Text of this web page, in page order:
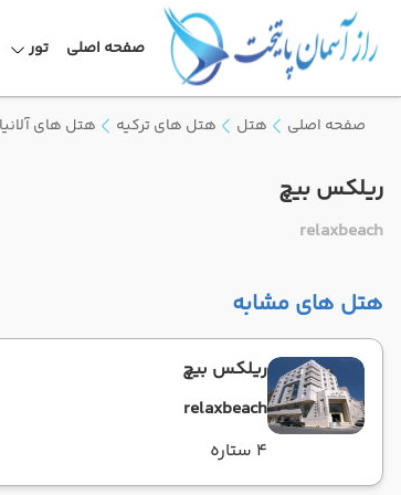
صفحه اصلی تور
صفحه اصلی هتل هتل های ترکیه هتل های آلانیا
ریلکس بیچ
relaxbeach
هتل های مشابه
ریلکس بیچ
relaxbeach
4 ستاره